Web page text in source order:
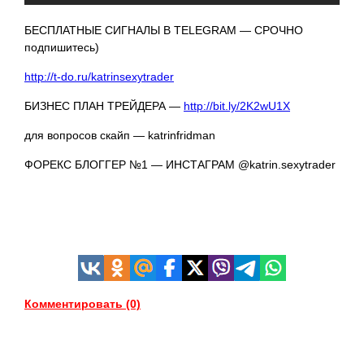
БЕСПЛАТНЫЕ СИГНАЛЫ В TELEGRAM — СРОЧНО
подпишитесь)
http://t-do.ru/katrinsexytrader
БИЗНЕС ПЛАН ТРЕЙДЕРА — http://bit.ly/2K2wU1X
для вопросов скайп — katrinfridman
ФОРЕКС БЛОГГЕР №1 — ИНСТАГРАМ @katrin.sexytrader
Комментировать (0)